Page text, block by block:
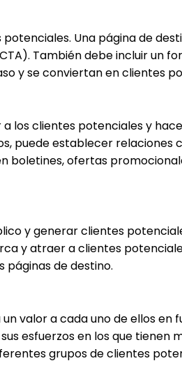
Una página de
También debe incluir un
y se conviertan en clientes
clientes potenciales y
puede establecer relaciones
ofertas
y generar clientes
y atraer a clientes
páginas de destino.
valor a cada uno de ellos
esfuerzos en los que tienen
grupos de clientes